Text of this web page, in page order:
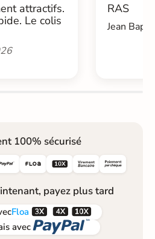
attractifs.
Le colis
RAS
Jean
100% sécurisé
 
payez plus tard
Floa  
avec 